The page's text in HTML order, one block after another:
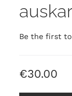
Be the first to
€30.00